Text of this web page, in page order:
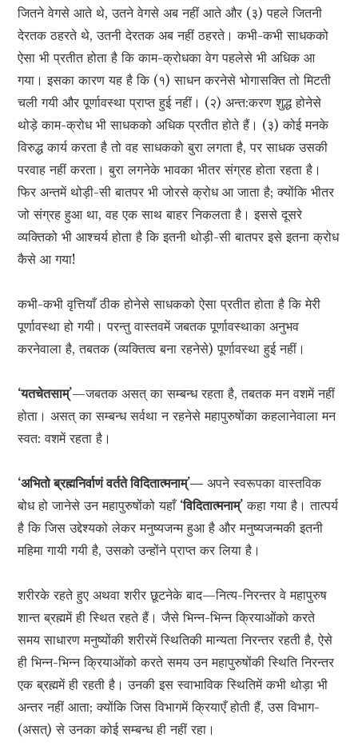
जितने वेगसे आते थे, उतने वेगसे अब नहीं आते और (३) पहले जितनी
देरतक ठहरते थे, उतनी देरतक अब नहीं ठहरते। कभी-कभी साधकको
ऐसा भी प्रतीत होता है कि काम-क्रोधका वेग पहलेसे भी अधिक आ
गया। इसका कारण यह है कि (१) साधन करनेसे भोगासक्ति तो मिटती
चली गयी और पूर्णावस्था प्राप्त हुई नहीं। (२) अन्त:करण शुद्ध होनेसे
थोड़े काम-क्रोध भी साधकको अधिक प्रतीत होते हैं। (३) कोई मनके
विरुद्ध कार्य करता है तो वह साधकको बुरा लगता है, पर साधक उसकी
परवाह नहीं करता। बुरा लगनेके भावका भीतर संग्रह होता रहता है।
फिर अन्तमें थोड़ी-सी बातपर भी जोरसे क्रोध आ जाता है; क्योंकि भीतर
जो संग्रह हुआ था, वह एक साथ बाहर निकलता है। इससे दूसरे
व्यक्तिको भी आश्चर्य होता है कि इतनी थोड़ी-सी बातपर इसे इतना क्रोध
कैसे आ गया!
कभी-कभी वृत्तियाँ ठीक होनेसे साधकको ऐसा प्रतीत होता है कि मेरी
पूर्णावस्था हो गयी। परन्तु वास्तवमें जबतक पूर्णावस्थाका अनुभव
करनेवाला है, तबतक (व्यक्तित्व बना रहनेसे) पूर्णावस्था हुई नहीं।
‘यतचेतसाम्’—जबतक असत् का सम्बन्ध रहता है, तबतक मन वशमें नहीं
होता। असत् का सम्बन्ध सर्वथा न रहनेसे महापुरुषोंका कहलानेवाला मन
स्वत: वशमें रहता है।
‘अभितो ब्रह्मनिर्वाणं वर्तते विदितात्मनाम्’—अपने स्वरूपका वास्तविक
बोध हो जानेसे उन महापुरुषोंको यहाँ ‘विदितात्मनाम्’ कहा गया है। तात्पर्य
है कि जिस उद्देश्यको लेकर मनुष्यजन्म हुआ है और मनुष्यजन्मकी इतनी
महिमा गायी गयी है, उसको उन्होंने प्राप्त कर लिया है।
शरीरके रहते हुए अथवा शरीर छूटनेके बाद—नित्य-निरन्तर वे महापुरुष
शान्त ब्रह्ममें ही स्थित रहते हैं। जैसे भिन्न-भिन्न क्रियाओंको करते
समय साधारण मनुष्योंकी शरीरमें स्थितिकी मान्यता निरन्तर रहती है, ऐसे
ही भिन्न-भिन्न क्रियाओंको करते समय उन महापुरुषोंकी स्थिति निरन्तर
एक ब्रह्ममें ही रहती है। उनकी इस स्वाभाविक स्थितिमें कभी थोड़ा भी
अन्तर नहीं आता; क्योंकि जिस विभागमें क्रियाएँ होती हैं, उस विभाग-
(असत्) से उनका कोई सम्बन्ध ही नहीं रहा।